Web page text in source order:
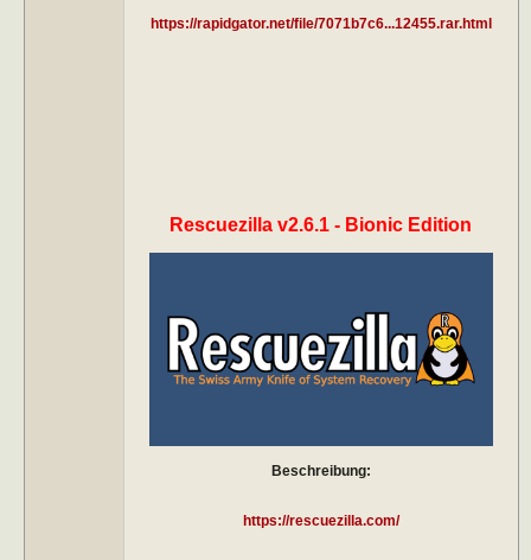
https://rapidgator.net/file/7071b7c6...12455.rar.html
Rescuezilla v2.6.1 - Bionic Edition
Beschreibung:
https://rescuezilla.com/